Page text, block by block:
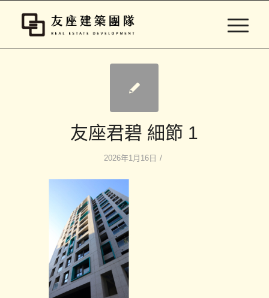
友座君碧 細節 1
2026年1月16日 /